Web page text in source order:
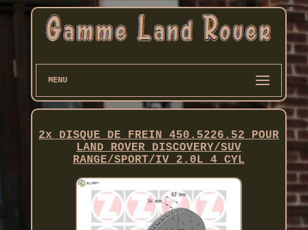
MENU
2x DISQUE DE FREIN 450.5226.52 POUR
LAND ROVER DISCOVERY/SUV
RANGE/SPORT/IV 2.0L 4 CYL